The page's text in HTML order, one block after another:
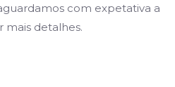
com expetativa a
mais detalhes.